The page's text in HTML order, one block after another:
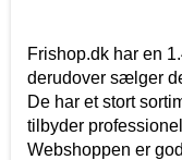
Frishop.dk har en
derudover sælger
De har et stort
tilbyder
Webshoppen er